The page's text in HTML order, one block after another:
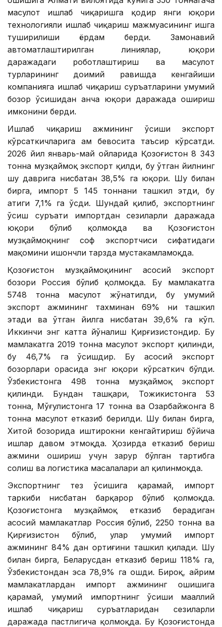
маҳсулот ишлаб чиқаришга қодир янги юқори
технологияли ишлаб чиқариш мажмуасининг ишга
туширилиши ёрдам берди. Замонавий
автоматлаштирилган линиялар, юқори
даражадаги роботлаштириш ва маҳсулот
турларининг доимий равишда кенгайиши
компанияга ишлаб чиқариш суръатларини умумий
бозор ўсишидан анча юқори даражада ошириш
имконини берди.
Ишлаб чиқариш ҳажмининг ўсиши экспорт
кўрсаткичларига ҳам бевосита таъсир кўрсатди.
2026 йил январь-май ойларида Қозоғистон 8 343
тонна музқаймоқ экспорт қилди, бу ўтган йилнинг
шу даврига нисбатан 38,5% га юқори. Шу билан
бирга, импорт 5 145 тоннани ташкил этди, бу
атиги 7,1% га ўсди. Шундай қилиб, экспортнинг
ўсиш суръати импортдан сезиларли даражада
юқори бўлиб қолмоқда ва Қозоғистон
музқаймоқнинг соф экспортчиси сифатидаги
мақомини ишончли тарзда мустаҳкамламоқда.
Қозоғистон музқаймоқининг асосий экспорт
бозори Россия бўлиб қолмоқда. Бу мамлакатга
5748 тонна маҳсулот жўнатилди, бу умумий
экспорт ҳажмининг тахминан 69% ни ташкил
этади ва ўтган йилга нисбатан 39,6% га кўп.
Иккинчи энг катта йўналиш Қирғизистондир. Бу
мамлакатга 2019 тонна маҳсулот экспорт қилинди,
бу 46,7% га ўсишдир. Бу асосий экспорт
бозорлари орасида энг юқори кўрсаткич бўлди.
Ўзбекистонга 498 тонна музқаймоқ экспорт
қилинди. Бундан ташқари, Тожикистонга 53
тонна, Мўғулистонга 17 тонна ва Озарбайжонга 8
тонна маҳсулот етказиб берилди. Шу билан бирга,
Хитой бозорида иштирокни кенгайтириш бўйича
ишлар давом этмоқда. Ҳозирда етказиб бериш
ҳажмини ошириш учун зарур бўлган тартибга
солиш ва логистика масалалари ҳал қилинмоқда.
Экспортнинг тез ўсишига қарамай, импорт
таркиби нисбатан барқарор бўлиб қолмоқда.
Қозоғистонга музқаймоқ етказиб берадиган
асосий мамлакатлар Россия бўлиб, 2250 тонна ва
Қирғизистон бўлиб, улар умумий импорт
ҳажмининг 84% дан ортиғини ташкил қилади. Шу
билан бирга, Беларусдан етказиб бериш 118% га,
Ўзбекистондан эса 78,9% га ошди. Бироқ, айрим
мамлакатлардан импорт ҳажмининг ошишига
қарамай, умумий импортнинг ўсиши маҳаллий
ишлаб чиқариш суръатларидан сезиларли
даражада пастлигича қолмоқда. Бу Қозоғистонда